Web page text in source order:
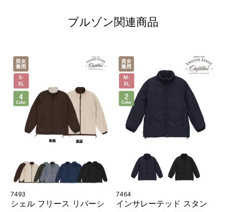
ブルゾン関連商品
7493
シェル フリース リバーシ
7464
インサレーテッド スタン